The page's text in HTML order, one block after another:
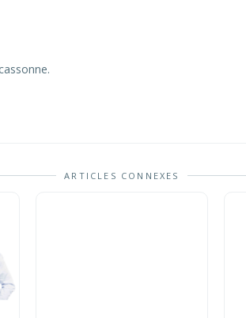
ARTICLES CONNEXES